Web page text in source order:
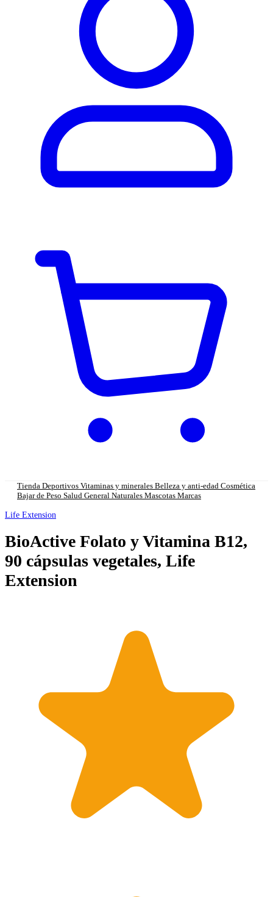
Tienda Deportivos Vitaminas y minerales Belleza y anti-edad Cosmética
Bajar de Peso Salud General Naturales Mascotas Marcas
Life Extension
BioActive Folato y Vitamina B12,
90 cápsulas vegetales, Life
Extension